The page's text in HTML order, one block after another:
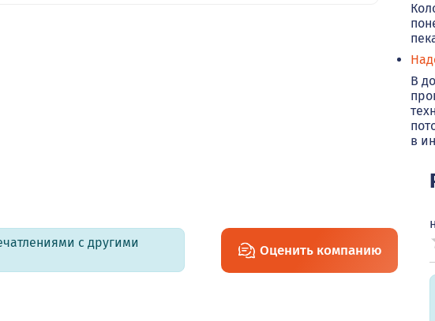
В
в
с другими
Оценить компанию